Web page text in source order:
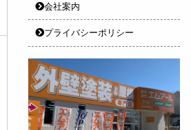
会社案内
プライバシーポリシー